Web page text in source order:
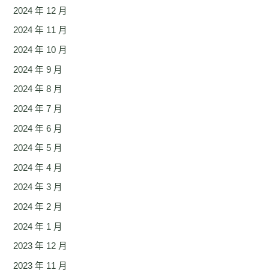
2024 年 12 月
2024 年 11 月
2024 年 10 月
2024 年 9 月
2024 年 8 月
2024 年 7 月
2024 年 6 月
2024 年 5 月
2024 年 4 月
2024 年 3 月
2024 年 2 月
2024 年 1 月
2023 年 12 月
2023 年 11 月